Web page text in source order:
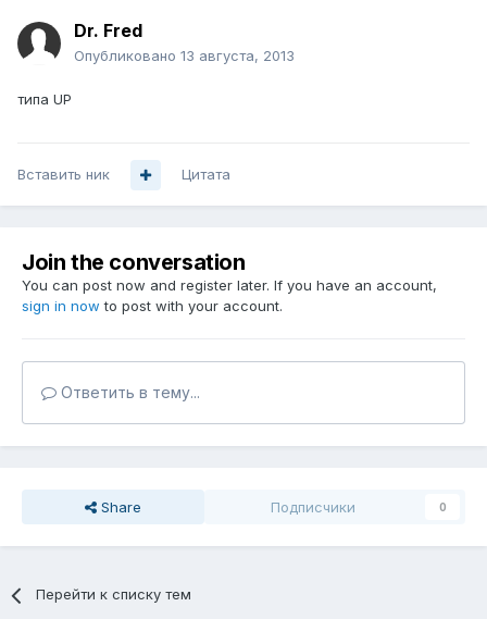
Dr. Fred
Опубликовано 13 августа, 2013
типа UP
Вставить ник Цитата
Join the conversation
You can post now and register later. If you have an account,
sign in now to post with your account.
Ответить в тему...
Share Подписчики 0
Перейти к списку тем